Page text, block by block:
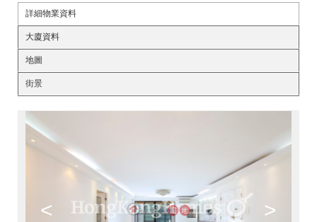
詳細物業資料
大廈資料
地圖
街景
< >